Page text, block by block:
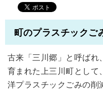
町のプラスチックご
古来「三川郷」と呼ばれ
育まれた上三川町として
洋プラスチックごみの削